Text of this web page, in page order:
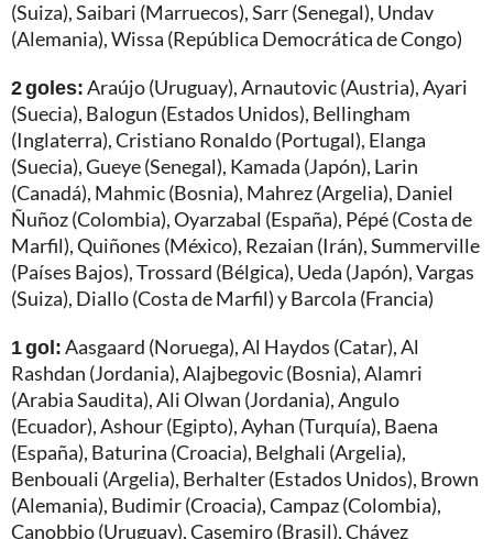
(Suiza), Saibari (Marruecos), Sarr (Senegal), Undav
(Alemania), Wissa (República Democrática de Congo)
2 goles:Araújo (Uruguay), Arnautovic (Austria), Ayari
(Suecia), Balogun (Estados Unidos), Bellingham
(Inglaterra), Cristiano Ronaldo (Portugal), Elanga
(Suecia), Gueye (Senegal), Kamada (Japón), Larin
(Canadá), Mahmic (Bosnia), Mahrez (Argelia), Daniel
Ñuñoz (Colombia), Oyarzabal (España), Pépé (Costa de
Marfil), Quiñones (México), Rezaian (Irán), Summerville
(Países Bajos), Trossard (Bélgica), Ueda (Japón), Vargas
(Suiza), Diallo (Costa de Marfil) y Barcola (Francia)
1 gol:Aasgaard (Noruega), Al Haydos (Catar), Al
Rashdan (Jordania), Alajbegovic (Bosnia), Alamri
(Arabia Saudita), Ali Olwan (Jordania), Angulo
(Ecuador), Ashour (Egipto), Ayhan (Turquía), Baena
(España), Baturina (Croacia), Belghali (Argelia),
Benbouali (Argelia), Berhalter (Estados Unidos), Brown
(Alemania), Budimir (Croacia), Campaz (Colombia),
Canobbio (Uruguay), Casemiro (Brasil), Chávez